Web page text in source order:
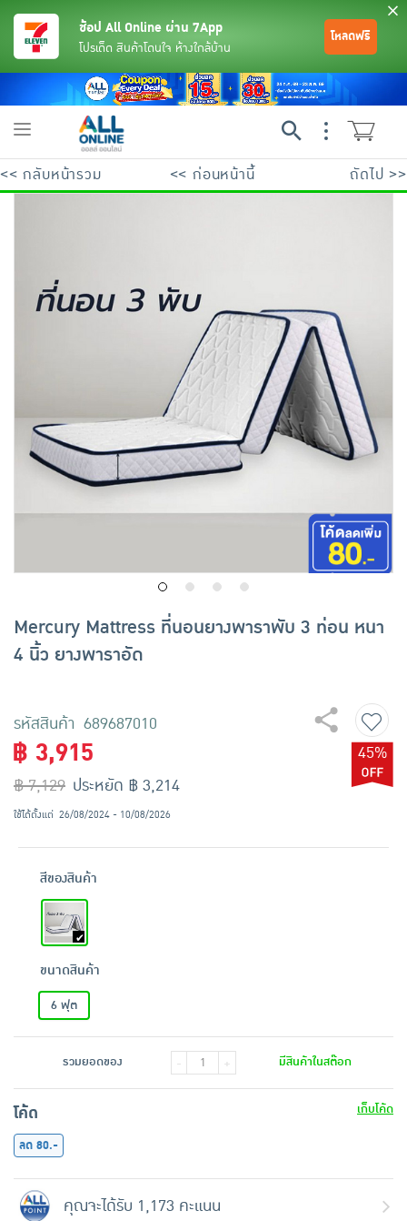
เครื่องปรุงรสและของแห้ง
ขนมขบเคี้ยว และช็อคโกแลต
ช้อป All Online ผ่าน 7App
โปรเด็ด สินค้าโดนใจ ห้างใกล้บ้าน
โหลดฟรี
Toggle
<< กลับหน้ารวม << ก่อนหน้านี้ ถัดไป >>
Mercury Mattress ที่นอนยางพาราพับ 3 ท่อน หนา
4 นิ้ว ยางพาราอัด
รหัสสินค้า 689687010
฿ 3,915
฿ 7,129
45%
ประหยัด ฿ 3,214
ใช้ได้ตั้งแต่ 26/08/2024 - 10/08/2026
สีของสินค้า
ขนาดสินค้า
6 ฟุต
รวมยอดของ - + มีสินค้าในสต๊อก
โค้ด
เก็บโค้ด
ลด 80.-
คุณจะได้รับ 1,173 คะแนน